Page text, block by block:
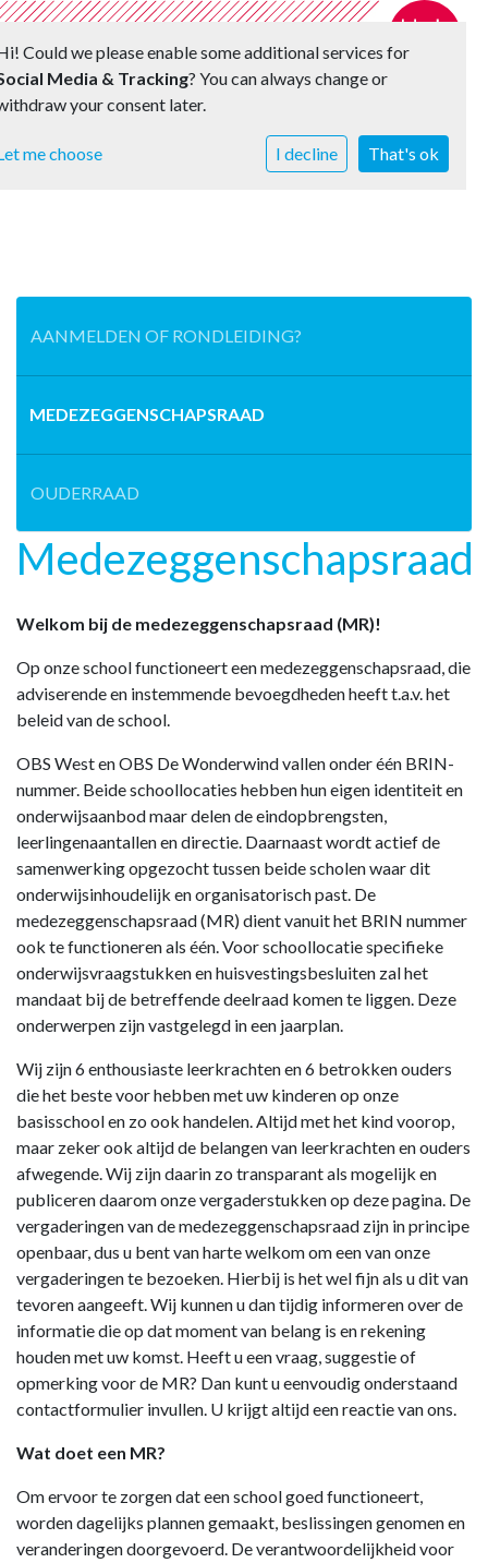
AANMELDEN OF RONDLEIDING?
MEDEZEGGENSCHAPSRAAD
OUDERRAAD
Medezeggenschapsraad
Welkom bij de medezeggenschapsraad (MR)!
Op onze school functioneert een medezeggenschapsraad, die
adviserende en instemmende bevoegdheden heeft t.a.v. het
beleid van de school.
OBS West en OBS De Wonderwind vallen onder één BRIN-
nummer. Beide schoollocaties hebben hun eigen identiteit en
onderwijsaanbod maar delen de eindopbrengsten,
leerlingenaantallen en directie. Daarnaast wordt actief de
samenwerking opgezocht tussen beide scholen waar dit
onderwijsinhoudelijk en organisatorisch past. De
medezeggenschapsraad (MR) dient vanuit het BRIN nummer
ook te functioneren als één. Voor schoollocatie specifieke
onderwijsvraagstukken en huisvestingsbesluiten zal het
mandaat bij de betreffende deelraad komen te liggen. Deze
onderwerpen zijn vastgelegd in een jaarplan.
Wij zijn 6 enthousiaste leerkrachten en 6 betrokken ouders
die het beste voor hebben met uw kinderen op onze
basisschool en zo ook handelen. Altijd met het kind voorop,
maar zeker ook altijd de belangen van leerkrachten en ouders
afwegende. Wij zijn daarin zo transparant als mogelijk en
publiceren daarom onze vergaderstukken op deze pagina. De
vergaderingen van de medezeggenschapsraad zijn in principe
openbaar, dus u bent van harte welkom om een van onze
vergaderingen te bezoeken. Hierbij is het wel fijn als u dit van
tevoren aangeeft. Wij kunnen u dan tijdig informeren over de
informatie die op dat moment van belang is en rekening
houden met uw komst. Heeft u een vraag, suggestie of
opmerking voor de MR? Dan kunt u eenvoudig onderstaand
contactformulier invullen. U krijgt altijd een reactie van ons.
Wat doet een MR?
Om ervoor te zorgen dat een school goed functioneert,
worden dagelijks plannen gemaakt, beslissingen genomen en
veranderingen doorgevoerd. De verantwoordelijkheid voor
Could we please enable some additional services for
Media & Tracking? You can always change or
your consent later.
me choose I decline That's ok